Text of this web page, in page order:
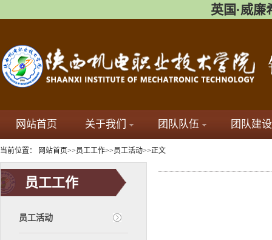
英国·威
网站首页 关于我们 团队队伍 团队建设
当前位置： 网站首页>>员工工作>>员工活动>>正文
员工工作
员工活动